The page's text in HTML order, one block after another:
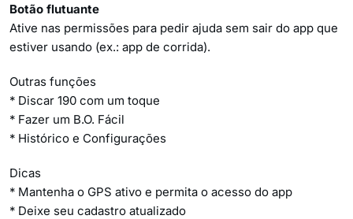
Botão flutuante
Ative nas permissões para pedir ajuda sem sair do app que
estiver usando (ex.: app de corrida).
Outras funções
* Discar 190 com um toque
* Fazer um B.O. Fácil
* Histórico e Configurações
Dicas
* Mantenha o GPS ativo e permita o acesso do app
* Deixe seu cadastro atualizado